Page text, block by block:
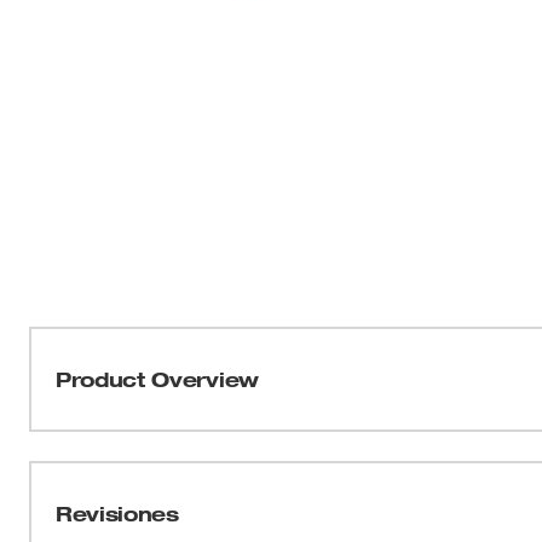
Product Overview
RJ45 MODULARES. Las hojas de corte y el
Revisiones